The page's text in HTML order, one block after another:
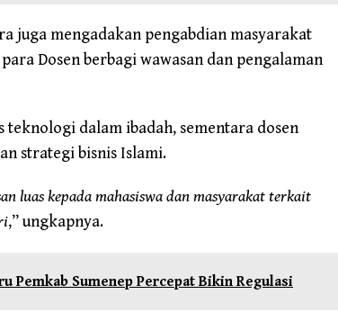
juga mengadakan pengabdian masyarakat
Dosen berbagi wawasan dan pengalaman
teknologi dalam ibadah, sementara dosen
strategi bisnis Islami.
luas kepada mahasiswa dan masyarakat terkait
,” ungkapnya.
Pemkab Sumenep Percepat Bikin Regulasi